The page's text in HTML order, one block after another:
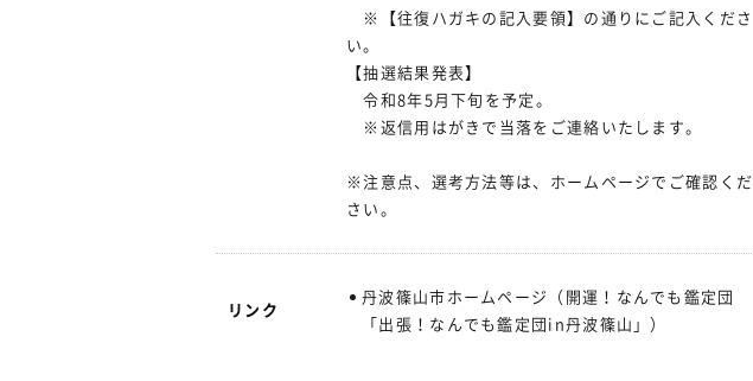
※【往復ハガキの記入要領】の通りにご記入くださ
い。
【抽選結果発表】
令和8年5月下旬を予定。
※返信用はがきで当落をご連絡いたします。
※注意点、選考方法等は、ホームページでご確認くだ
さい。
リンク
丹波篠山市ホームページ（開運！なんでも鑑定団
「出張！なんでも鑑定団in丹波篠山」）